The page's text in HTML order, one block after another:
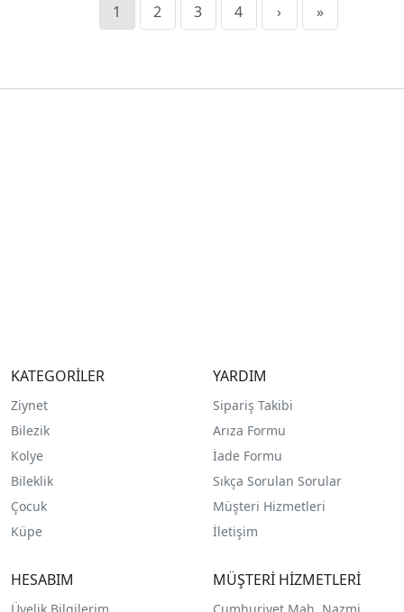
1 2 3 4 › »
KATEGORİLER
Ziynet
Bilezik
Kolye
Bileklik
Çocuk
Küpe
YARDIM
Sipariş Takibi
Arıza Formu
İade Formu
Sıkça Sorulan Sorular
Müşteri Hizmetleri
İletişim
HESABIM MÜŞTERİ HİZMETLERİ